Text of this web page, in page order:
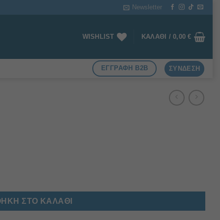
Newsletter
WISHLIST ΚΑΛΆΘΙ /0,00€
ΕΓΓΡΑΦΗ B2B ΣΎΝΔΕΣΗ
ΣΤΟ ΚΑΛΆΘΙ